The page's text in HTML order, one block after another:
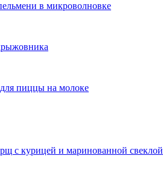
в микроволновке
для пиццы на молоке
с курицей и маринованной свеклой